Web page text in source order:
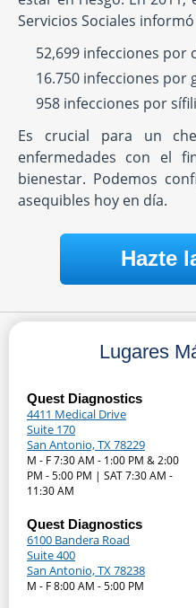
Servicios Sociales informó
52,699 infecciones por
16.750 infecciones por
958 infecciones por
Es crucial para un
enfermedades con el
bienestar. Podemos
asequibles hoy en día.
Hazte
Lugares
Quest Diagnostics
4411 Medical Drive
Suite 170
San Antonio, TX 78229
M - F 7:30 AM - 1:00 PM & 2:00
PM - 5:00 PM | SAT 7:30 AM -
11:30 AM
Quest Diagnostics
6100 Bandera Road
Suite 400
San Antonio, TX 78238
M - F 8:00 AM - 5:00 PM